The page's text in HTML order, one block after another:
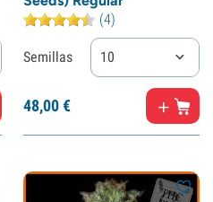
(4)
Semillas 10
48,00€